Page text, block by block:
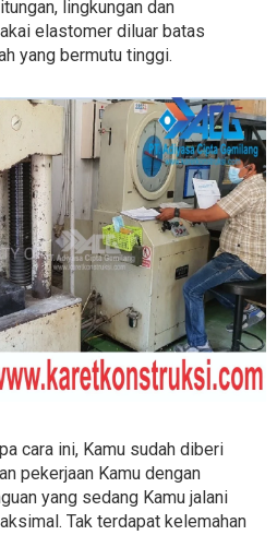
lingkungan dan
elastomer diluar batas
yang bermutu tinggi.
cara ini, Kamu sudah diberi
pekerjaan Kamu dengan
yang sedang Kamu jalani
Tak terdapat kelemahan